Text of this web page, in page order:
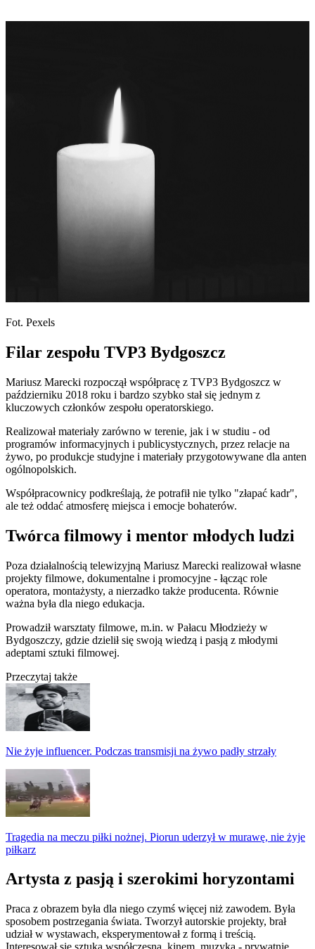
Fot. Pexels
Filar zespołu TVP3 Bydgoszcz
Mariusz Marecki rozpoczął współpracę z TVP3 Bydgoszcz w
październiku 2018 roku i bardzo szybko stał się jednym z
kluczowych członków zespołu operatorskiego.
Realizował materiały zarówno w terenie, jak i w studiu - od
programów informacyjnych i publicystycznych, przez relacje na
żywo, po produkcje studyjne i materiały przygotowywane dla anten
ogólnopolskich.
Współpracownicy podkreślają, że potrafił nie tylko "złapać kadr",
ale też oddać atmosferę miejsca i emocje bohaterów.
Twórca filmowy i mentor młodych ludzi
Poza działalnością telewizyjną Mariusz Marecki realizował własne
projekty filmowe, dokumentalne i promocyjne - łącząc role
operatora, montażysty, a nierzadko także producenta. Równie
ważna była dla niego edukacja.
Prowadził warsztaty filmowe, m.in. w Pałacu Młodzieży w
Bydgoszczy, gdzie dzielił się swoją wiedzą i pasją z młodymi
adeptami sztuki filmowej.
Przeczytaj także
Nie żyje influencer. Podczas transmisji na żywo padły strzały
Tragedia na meczu piłki nożnej. Piorun uderzył w murawę, nie żyje
piłkarz
Artysta z pasją i szerokimi horyzontami
Praca z obrazem była dla niego czymś więcej niż zawodem. Była
sposobem postrzegania świata. Tworzył autorskie projekty, brał
udział w wystawach, eksperymentował z formą i treścią.